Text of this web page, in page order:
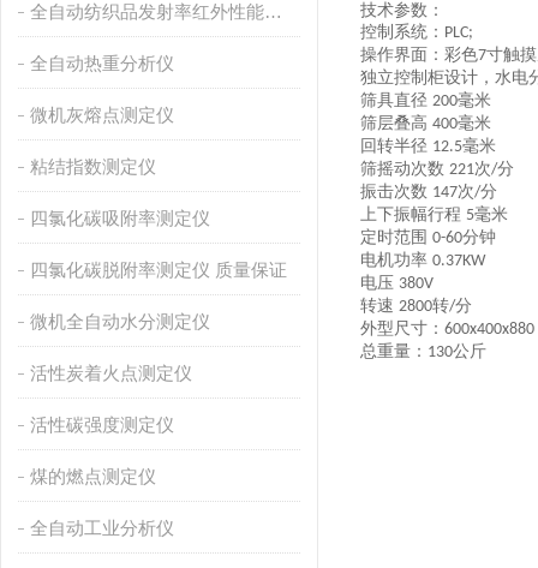
全自动纺织品发射率红外性能分析
全自动热重分析仪
微机灰熔点测定仪
粘结指数测定仪
四氯化碳吸附率测定仪
四氯化碳脱附率测定仪 质量保证
微机全自动水分测定仪
活性炭着火点测定仪
活性碳强度测定仪
煤的燃点测定仪
全自动工业分析仪
技术参数：
控制系统： PLC;
操作界面：彩色7寸触
独立控制柜设计，水电
筛具直径 200毫米
筛层叠高 400毫米
回转半径 12.5毫米
筛摇动次数 221次/分
振击次数 147次/分
上下振幅行程 5毫米
定时范围 0-60分钟
电机功率 0.37KW
电压 380V
转速 2800转/分
外型尺寸： 600x400x880
总重量： 130公斤